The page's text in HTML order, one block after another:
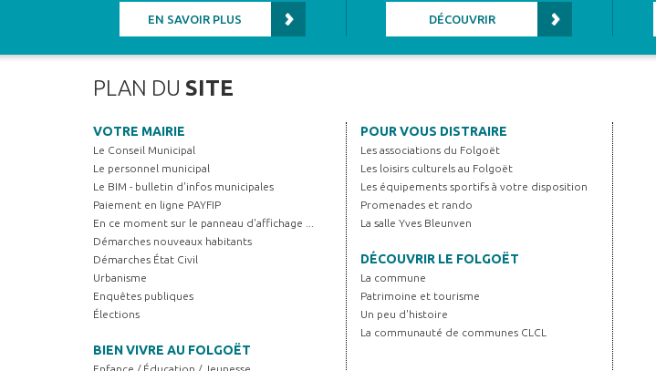
EN SAVOIR PLUS DÉCOUVRIR
PLAN DU SITE
VOTRE MAIRIE
Le Conseil Municipal
Le personnel municipal
Le BIM - bulletin d'infos municipales
Paiement en ligne PAYFIP
En ce moment sur le panneau d'affichage ...
Démarches nouveaux habitants
Démarches État Civil
Urbanisme
Enquêtes publiques
Élections
BIEN VIVRE AU FOLGOËT
POUR VOUS DISTRAIRE
Les associations du Folgoët
Les loisirs culturels au Folgoët
Les équipements sportifs à votre disposition
Promenades et rando
La salle Yves Bleunven
DÉCOUVRIR LE FOLGOËT
La commune
Patrimoine et tourisme
Un peu d'histoire
La communauté de communes CLCL